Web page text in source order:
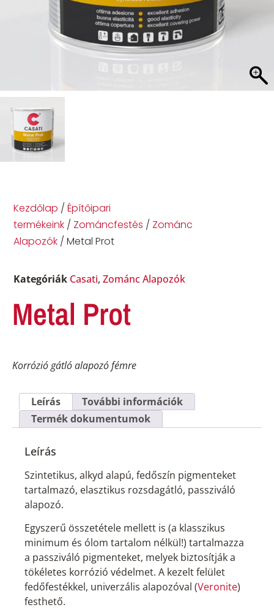
Kezdőlap /Építőipari
termékeink / Zománcfestés / Zománc
Alapozók / Metal Prot
Kategóriák Casati,Zománc Alapozók
Metal Prot
Korrózió gátló alapozó fémre
Leírás
További információk
Termék dokumentumok
Leírás
Szintetikus, alkyd alapú, fedőszín pigmenteket
tartalmazó, elasztikus rozsdagátló, passziváló
alapozó.
Egyszerű összetétele mellett is (a klasszikus
minimum és ólom tartalom nélkül!) tartalmazza
a passziváló pigmenteket, melyek biztosítják a
tökéletes korrózió védelmet. A kezelt felület
fedőfestékkel, univerzális alapozóval (Veronite)
festhető.